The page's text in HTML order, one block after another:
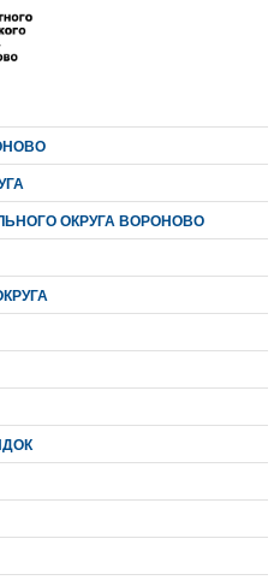
ОКРУГА ВОРОНОВО